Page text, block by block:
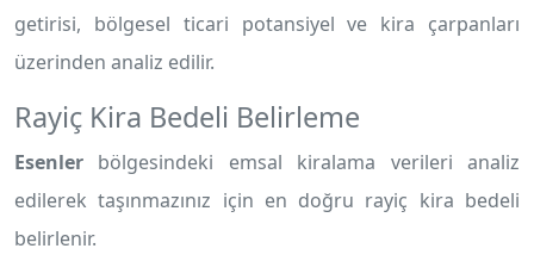
getirisi, bölgesel ticari potansiyel ve kira çarpanları
üzerinden analiz edilir.
Rayiç Kira Bedeli Belirleme
Esenler bölgesindeki emsal kiralama verileri analiz
edilerek taşınmazınız için en doğru rayiç kira bedeli
belirlenir.